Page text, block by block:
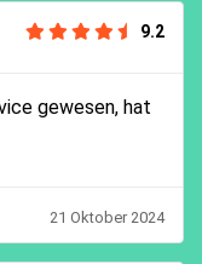
9.2
gewesen, hat
21 Oktober 2024